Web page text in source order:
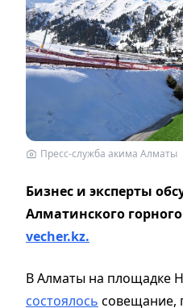
Пресс-служба акима Алматы
Бизнес и эксперты
Алматинского
vecher.kz.
В Алматы на площадке
состоялось совещание,